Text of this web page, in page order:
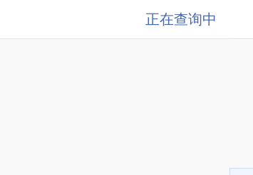
正在查询中